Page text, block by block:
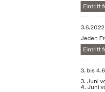
Eintritt
3.6.2022
Jeden
Eintritt
3. bis
3. Juni
4. Juni